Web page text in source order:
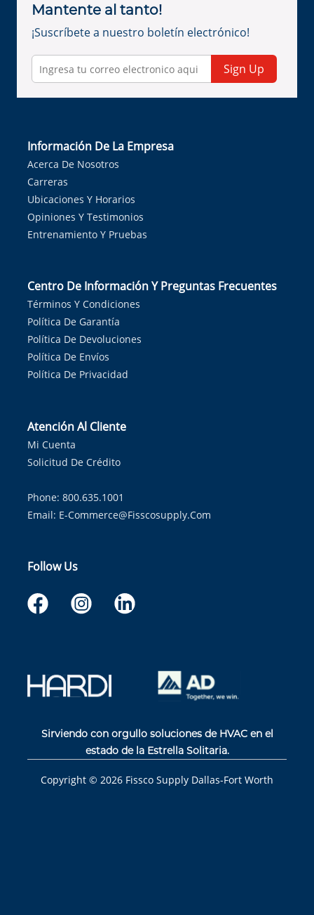
Mantente al tanto!
¡Suscríbete a nuestro boletín electrónico!
Sign Up
Información De La Empresa
Acerca De Nosotros
Carreras
Ubicaciones Y Horarios
Opiniones Y Testimonios
Entrenamiento Y Pruebas
Centro De Información Y Preguntas Frecuentes
Términos Y Condiciones
Política De Garantía
Política De Devoluciones
Política De Envíos
Política De Privacidad
Atención Al Cliente
Mi Cuenta
Solicitud De Crédito
Phone: 800.635.1001
Email: E-Commerce@fisscosupply.com
Follow Us
Sirviendo con orgullo soluciones de HVAC en el
estado de la Estrella Solitaria.
Copyright © 2026 Fissco Supply Dallas-Fort Worth